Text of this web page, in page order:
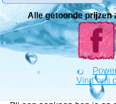
Alle getoonde prijzen
Vind ons